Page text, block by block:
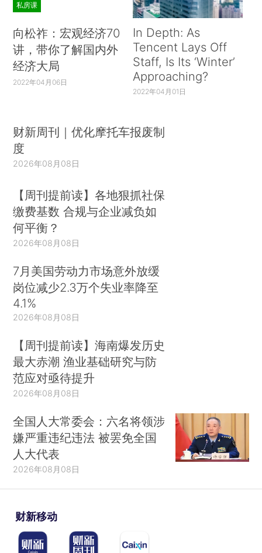
私房课
向松祚：宏观经济70
讲，带你了解国内外
经济大局
2022年04月06日
In Depth: As
Tencent Lays Off
Staff, Is Its ‘Winter’
Approaching?
2022年04月01日
财新周刊｜优化摩托车报废制
度
2026年08月08日
【周刊提前读】各地狠抓社保
缴费基数 合规与企业减负如
何平衡？
2026年08月08日
7月美国劳动力市场意外放缓
岗位减少2.3万个失业率降至
4.1%
2026年08月08日
【周刊提前读】海南爆发历史
最大赤潮 渔业基础研究与防
范应对亟待提升
2026年08月08日
全国人大常委会：六名将领涉
嫌严重违纪违法 被罢免全国
人大代表
2026年08月08日
财新移动